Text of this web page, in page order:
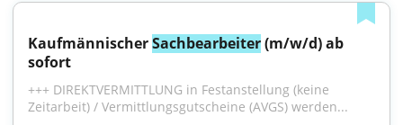
Kaufmännischer Sachbearbeiter (m/w/d) ab
sofort
+++ DIREKTVERMITTLUNG in Festanstellung (keine
Zeitarbeit) / Vermittlungsgutscheine (AVGS) werden...